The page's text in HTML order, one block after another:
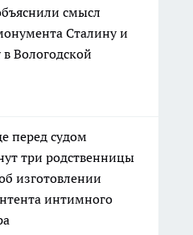
смысл
Сталину и
Вологодской
перед судом
три родственницы
изготовлении
интимного